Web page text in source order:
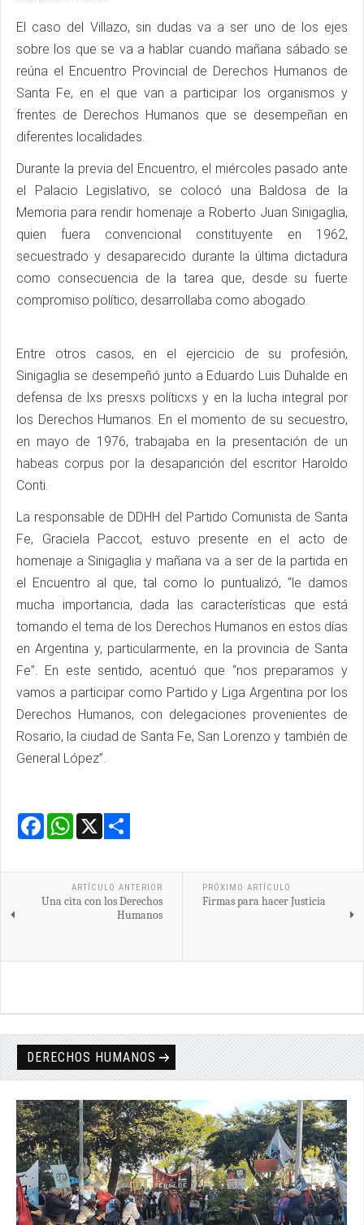
El caso del Villazo, sin dudas va a ser uno de los ejes
sobre los que se va a hablar cuando mañana sábado se
reúna el Encuentro Provincial de Derechos Humanos de
Santa Fe, en el que van a participar los organismos y
frentes de Derechos Humanos que se desempeñan en
diferentes localidades.
Durante la previa del Encuentro, el miércoles pasado ante
el Palacio Legislativo, se colocó una Baldosa de la
Memoria para rendir homenaje a Roberto Juan Sinigaglia,
quien fuera convencional constituyente en 1962,
secuestrado y desaparecido durante la última dictadura
como consecuencia de la tarea que, desde su fuerte
compromiso político, desarrollaba como abogado.
Entre otros casos, en el ejercicio de su profesión,
Sinigaglia se desempeñó junto a Eduardo Luis Duhalde en
defensa de lxs presxs políticxs y en la lucha integral por
los Derechos Humanos. En el momento de su secuestro,
en mayo de 1976, trabajaba en la presentación de un
habeas corpus por la desaparición del escritor Haroldo
Conti.
La responsable de DDHH del Partido Comunista de Santa
Fe, Graciela Paccot, estuvo presente en el acto de
homenaje a Sinigaglia y mañana va a ser de la partida en
el Encuentro al que, tal como lo puntualizó, “le damos
mucha importancia, dada las características que está
tomando el tema de los Derechos Humanos en estos días
en Argentina y, particularmente, en la provincia de Santa
Fe”. En este sentido, acentuó que “nos preparamos y
vamos a participar como Partido y Liga Argentina por los
Derechos Humanos, con delegaciones provenientes de
Rosario, la ciudad de Santa Fe, San Lorenzo y también de
General López”.
Facebook
WhatsApp
ARTÍCULO ANTERIOR
Una cita con los Derechos
Humanos
PRÓXIMO ARTÍCULO
Firmas para hacer Justicia
DERECHOS HUMANOS